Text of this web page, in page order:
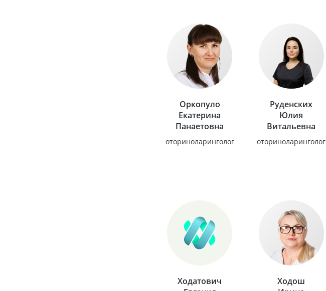
Оркопуло
Екатерина
Панаетовна
оториноларинголог
Руденских
Юлия
Витальевна
оториноларинголог
Ходатович
Ходош